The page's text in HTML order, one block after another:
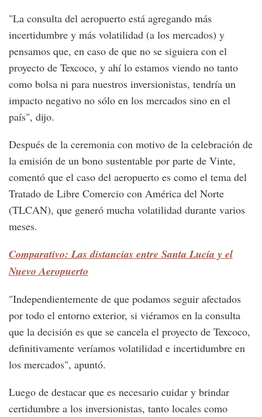
"La consulta del aeropuerto está agregando más
incertidumbre y más volatilidad (a los mercados) y
pensamos que, en caso de que no se siguiera con el
proyecto de Texcoco, y ahí lo estamos viendo no tanto
como bolsa ni para nuestros inversionistas, tendría un
impacto negativo no sólo en los mercados sino en el
país", dijo.
Después de la ceremonia con motivo de la celebración de
la emisión de un bono sustentable por parte de Vinte,
comentó que el caso del aeropuerto es como el tema del
Tratado de Libre Comercio con América del Norte
(TLCAN), que generó mucha volatilidad durante varios
meses.
Comparativo: Las distancias entre Santa Lucía y el
Nuevo Aeropuerto
"Independientemente de que podamos seguir afectados
por todo el entorno exterior, si viéramos en la consulta
que la decisión es que se cancela el proyecto de Texcoco,
definitivamente veríamos volatilidad e incertidumbre en
los mercados", apuntó.
Luego de destacar que es necesario cuidar y brindar
certidumbre a los inversionistas, tanto locales como